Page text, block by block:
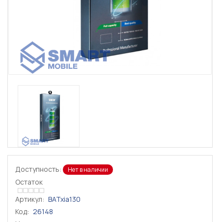
Доступность: Нет в наличии
Остаток
Артикул: BATxia130
Код: 26148